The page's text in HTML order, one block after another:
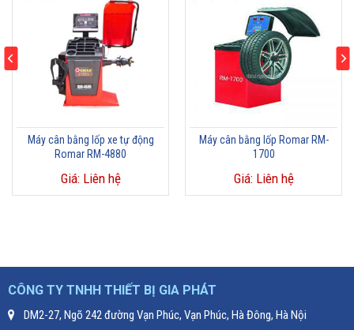
Máy cân bằng lốp xe tự động
Romar RM-4880
Giá: Liên hệ
Máy cân bằng lốp Romar RM-
1700
Giá: Liên hệ
CÔNG TY TNHH THIẾT BỊ GIA PHÁT
DM2-27, Ngõ 242 đường Vạn Phúc, Vạn Phúc, Hà Đông, Hà Nội